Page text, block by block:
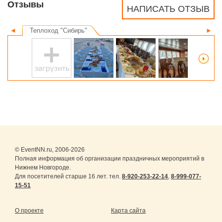
НАПИСАТЬ ОТЗЫВ
Отзывы
◄ ►
Теплоход "Сибирь"
© EventNN.ru, 2006-2026
Полная информация об организации праздничных мероприятий в
Нижнем Новгороде.
Для посетителей старше 16 лет. тел. 8-920-253-22-14, 8-999-077-
15-51
О проекте Карта сайта